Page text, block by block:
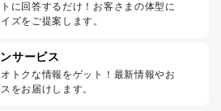
に回答するだけ！お客さまの体型に
ズをご提案します。
サービス
トクな情報をゲット！最新情報やお
をお届けします。